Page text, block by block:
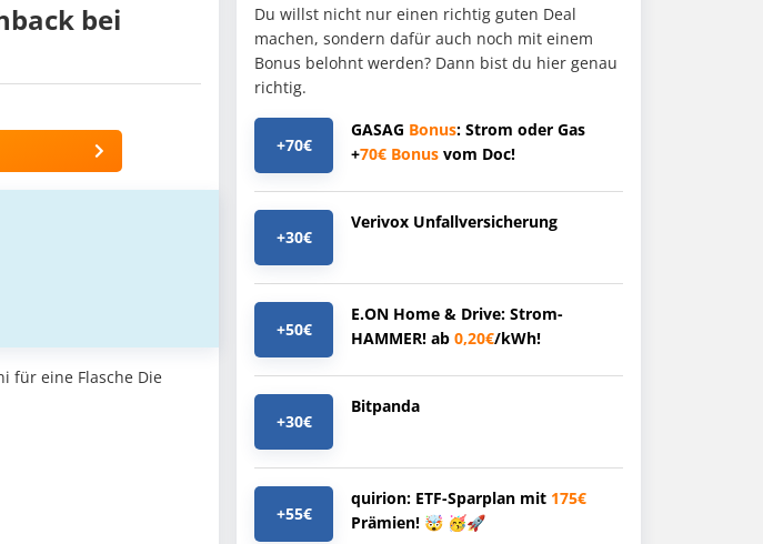
bei
für eine Flasche Die
Du willst nicht nur einen richtig guten Deal
machen, sondern dafür auch noch mit einem
Bonus belohnt werden? Dann bist du hier genau
richtig.
+70€
GASAG Bonus: Strom oder Gas
+70€ Bonus vom Doc!
+30€
Verivox Unfallversicherung
+50€
E.ON Home & Drive: Strom-
HAMMER! ab 0,20€/kWh!
+30€
Bitpanda
+55€
quirion: ETF-Sparplan mit 175€
Prämien! 🤯 🥳🚀